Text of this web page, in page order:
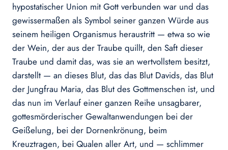
hypostatischer Union mit Gott verbunden war und das
gewissermaßen als Symbol seiner ganzen Würde aus
seinem heiligen Organismus heraustritt — etwa so wie
der Wein, der aus der Traube quillt, den Saft dieser
Traube und damit das, was sie an wertvollstem besitzt,
darstellt — an dieses Blut, das das Blut Davids, das Blut
der Jungfrau Maria, das Blut des Gottmenschen ist, und
das nun im Verlauf einer ganzen Reihe unsagbarer,
gottesmörderischer Gewaltanwendungen bei der
Geißelung, bei der Dornenkrönung, beim
Kreuztragen, bei Qualen aller Art, und — schlimmer